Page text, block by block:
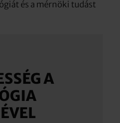
és a mérnöki tudást
A